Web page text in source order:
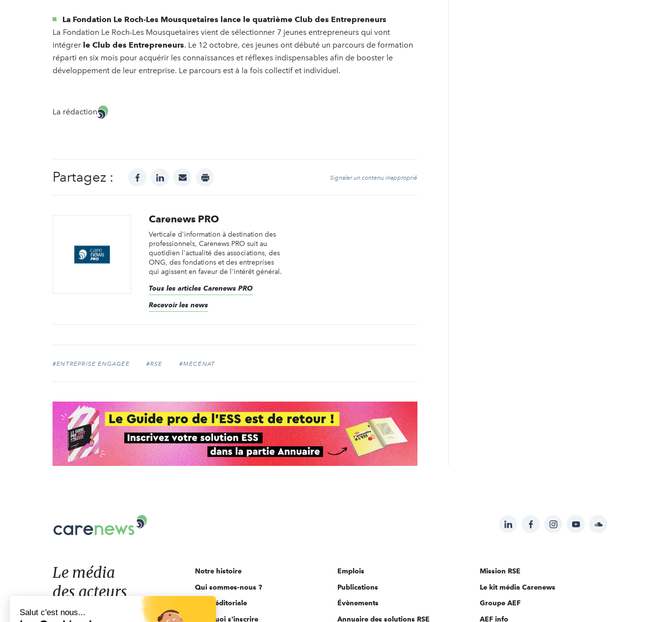
La Fondation Le Roch-Les Mousquetaires lance le quatrième Club des Entrepreneurs
La Fondation Le Roch-Les Mousquetaires vient de sélectionner 7 jeunes entrepreneurs qui vont
intégrer le Club des Entrepreneurs. Le 12 octobre, ces jeunes ont débuté un parcours de formation
réparti en six mois pour acquérir les connaissances et réflexes indispensables afin de booster le
développement de leur entreprise. Le parcours est à la fois collectif et individuel.
La rédaction
Partagez : facebooklinkedinmail print Signaler un contenu inapproprié
Carenews PRO
Verticale d'information à destination des
professionnels, Carenews PRO suit au
quotidien l'actualité des associations, des
ONG, des fondations et des entreprises
qui agissent en faveur de l'intérêt général.
Tous les articles Carenews PRO
Recevoir les news
#ENTREPRISE ENGAGÉE #RSE #MÉCÉNAT
Suivez-
sur:
LinkedInFacebookInstagramYouTubeSoundcloud
Le
acteurs
de
l'engagement
Le média
des acteurs
de l'engagement
Notre histoire
Qui sommes-nous ?
Ligne éditoriale
Pourquoi s'inscrire
Emplois
Publications
Évènements
Annuaire des solutions RSE
Mission RSE
Le kit média Carenews
Groupe AEF
AEF info
Salut c'est nous...